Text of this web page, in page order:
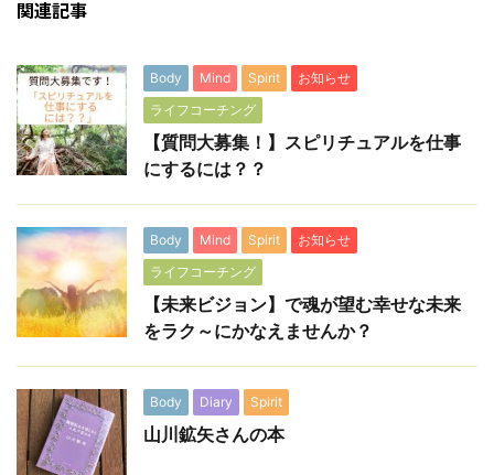
関連記事
Body Mind Spirit
お知らせ
ライフコーチング
【質問大募集！】スピリチュアルを仕事
にするには？？
Body Mind Spirit
お知らせ
ライフコーチング
【未来ビジョン】で魂が望む幸せな未来
をラク～にかなえませんか？
Body Diary Spirit
山川鉱矢さんの本